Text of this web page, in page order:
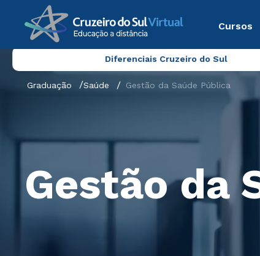
Cursos
Diferenciais Cruzeiro do Sul
Graduação Saúde Gestão da Saúde Pública
Gestão da